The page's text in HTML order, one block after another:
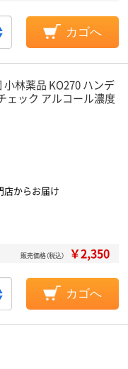
カゴへ
林薬品 KO270 ハンデ
ェック アルコール濃度
店からお届け
販売価格（税込） ￥2,350
カゴへ